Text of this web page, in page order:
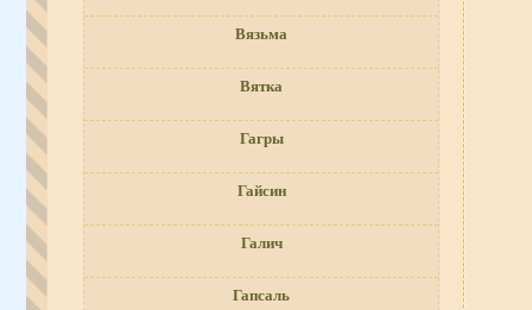
Вязьма
Вятка
Гагры
Гайсин
Галич
Гапсаль